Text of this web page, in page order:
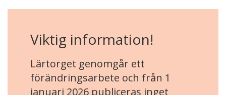
Viktig information!
Lärtorget genomgår ett
förändringsarbete och från 1
januari 2026 publiceras inget